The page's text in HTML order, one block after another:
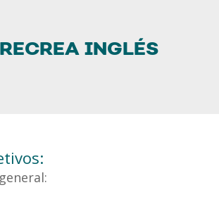
RECREA INGLÉS